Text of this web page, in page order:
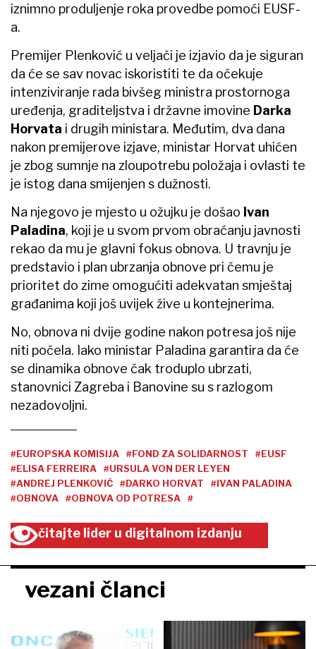
iznimno produljenje roka provedbe pomoći EUSF-
a.
Premijer Plenković u veljači je izjavio da je siguran
da će se sav novac iskoristiti te da očekuje
intenziviranje rada bivšeg ministra prostornoga
uređenja, graditeljstva i državne imovine Darka
Horvata i drugih ministara. Međutim, dva dana
nakon premijerove izjave, ministar Horvat uhićen
je zbog sumnje na zloupotrebu položaja i ovlasti te
je istog dana smijenjen s dužnosti.
Na njegovo je mjesto u ožujku je došao Ivan
Paladina, koji je u svom prvom obraćanju javnosti
rekao da mu je glavni fokus obnova. U travnju je
predstavio i plan ubrzanja obnove pri čemu je
prioritet do zime omogućiti adekvatan smještaj
građanima koji još uvijek žive u kontejnerima.
No, obnova ni dvije godine nakon potresa još nije
niti počela. Iako ministar Paladina garantira da će
se dinamika obnove čak troduplo ubrzati,
stanovnici Zagreba i Banovine su s razlogom
nezadovoljni.
#EUROPSKA KOMISIJA #FOND ZA SOLIDARNOST
#EUSF
#ELISA FERREIRA
#URSULA VON DER LEYEN
#ANDREJ PLENKOVIĆ
#DARKO HORVAT
#IVAN PALADINA
#OBNOVA
#OBNOVA OD POTRESA #
čitajte lider u digitalnom izdanju
vezani članci